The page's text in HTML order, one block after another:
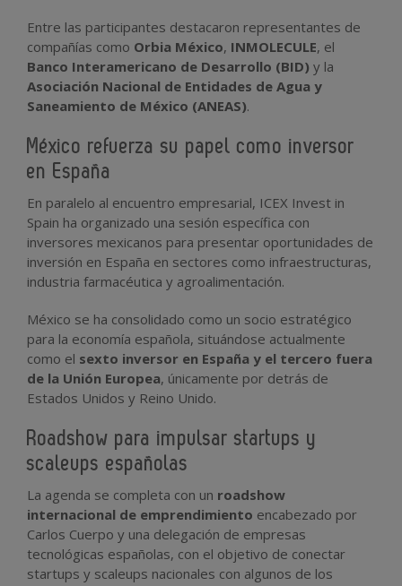
Entre las participantes destacaron representantes de
compañías como Orbia México, INMOLECULE, el
Banco Interamericano de Desarrollo (BID) y la
Asociación Nacional de Entidades de Agua y
Saneamiento de México (ANEAS).
México refuerza su papel como inversor
en España
En paralelo al encuentro empresarial, ICEX Invest in
Spain ha organizado una sesión específica con
inversores mexicanos para presentar oportunidades de
inversión en España en sectores como infraestructuras,
industria farmacéutica y agroalimentación.
México se ha consolidado como un socio estratégico
para la economía española, situándose actualmente
como el sexto inversor en España y el tercero fuera
de la Unión Europea, únicamente por detrás de
Estados Unidos y Reino Unido.
Roadshow para impulsar startups y
scaleups españolas
La agenda se completa con un roadshow
internacional de emprendimiento encabezado por
Carlos Cuerpo y una delegación de empresas
tecnológicas españolas, con el objetivo de conectar
startups y scaleups nacionales con algunos de los